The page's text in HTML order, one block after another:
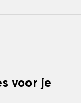
voor je